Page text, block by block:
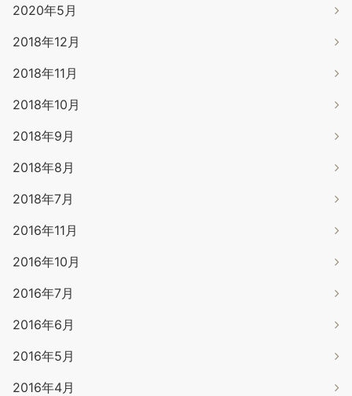
2020年5月
2018年12月
2018年11月
2018年10月
2018年9月
2018年8月
2018年7月
2016年11月
2016年10月
2016年7月
2016年6月
2016年5月
2016年4月